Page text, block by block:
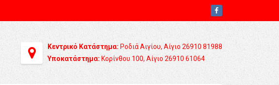
Κεντρικό Κατάστημα: Ροδιά Αιγίου, Αίγιο 26910 81988
Υποκατάστημα:Κορίνθου 100, Αίγιο 26910 61064